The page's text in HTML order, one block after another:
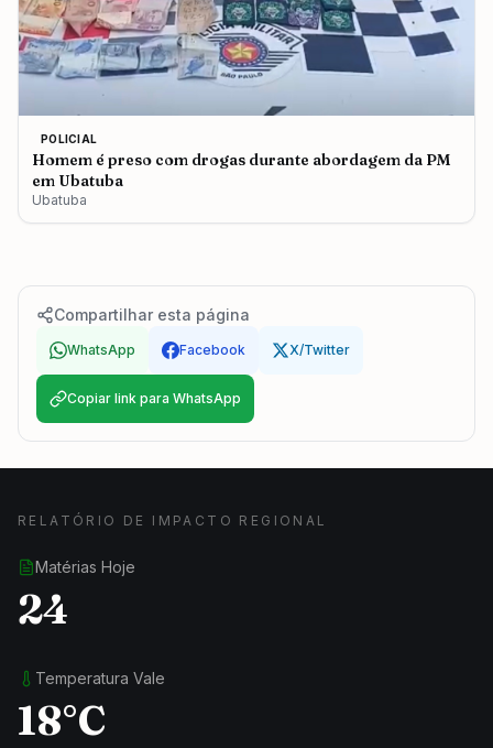
POLICIAL
Homem é preso com drogas durante abordagem da PM
em Ubatuba
Ubatuba
Compartilhar esta página
WhatsApp Facebook X/Twitter
Copiar link para WhatsApp
RELATÓRIO DE IMPACTO REGIONAL
Matérias Hoje
24
Temperatura Vale
18°C